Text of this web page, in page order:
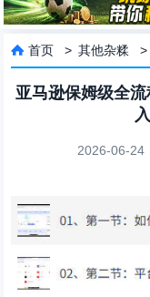
 首页 >其他杂糅
亚马逊保姆级全
2026-06-